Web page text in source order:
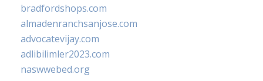
bradfordshops.com
almadenranchsanjose.com
advocatevijay.com
adlibilimler2023.com
naswwebed.org